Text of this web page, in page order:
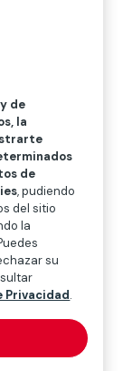
/ 8 DE
pisos para
hogares
a
bienestar,
de
la
de
, pudiendo
del sitio
la
su
Privacidad.